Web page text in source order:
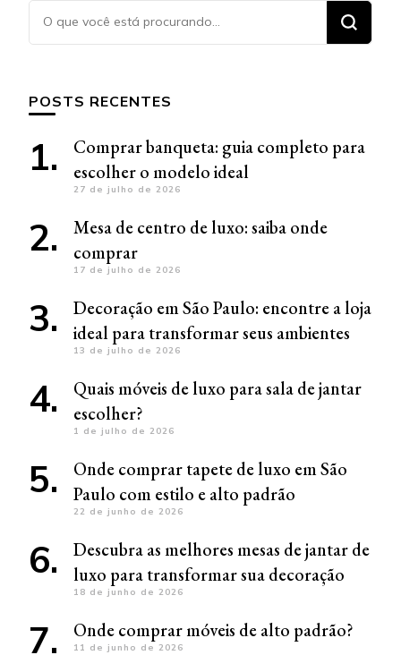
Procurando
algo?
POSTS RECENTES
Comprar banqueta: guia completo para
escolher o modelo ideal
27 de julho de 2026
Mesa de centro de luxo: saiba onde
comprar
17 de julho de 2026
Decoração em São Paulo: encontre a loja
ideal para transformar seus ambientes
13 de julho de 2026
Quais móveis de luxo para sala de jantar
escolher?
1 de julho de 2026
Onde comprar tapete de luxo em São
Paulo com estilo e alto padrão
22 de junho de 2026
Descubra as melhores mesas de jantar de
luxo para transformar sua decoração
18 de junho de 2026
Onde comprar móveis de alto padrão?
11 de junho de 2026